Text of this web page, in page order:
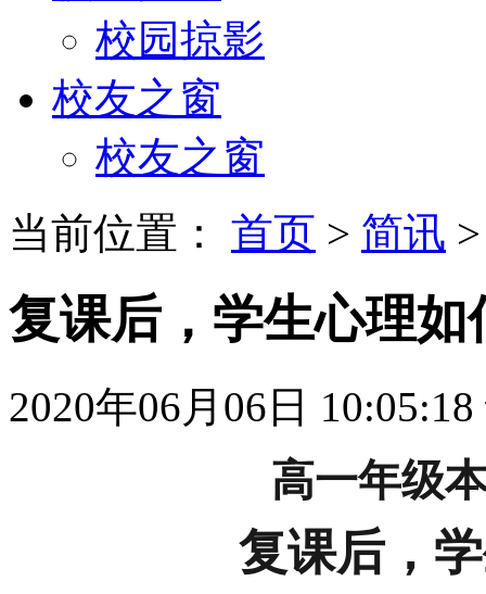
校园掠影
校友之窗
校友之窗
当前位置： 首页 > 简讯
复课后，学生心理如
2020年06月06日 10:05:18
高一年级
复课后，